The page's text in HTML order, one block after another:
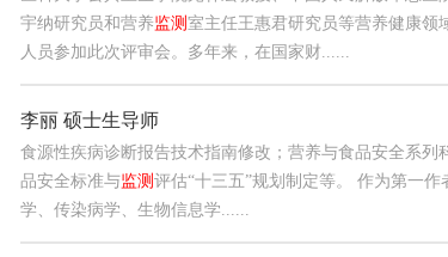
宇纳研究员和营养监测 室主任王惠君研究员等营养健康领
人员参加此次评审会。多年来，在国家财......
李丽 硕士生导师
食源性疾病诊断报告技术指南修改；营养与食品安全系
品安全标准与监测 评估“十三五”规划制定等。 作为第一
学、传染病学、生物信息学......